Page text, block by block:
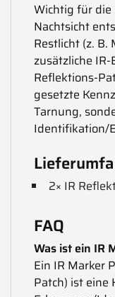
Wichtig für
Nachtsicht
Restlicht (z. B.
zusätzliche
Reflektions-
gesetzte
Tarnung,
Identifikation/
2× IR
FAQ
Was ist ein IR
Ein IR Marker
Patch) ist eine